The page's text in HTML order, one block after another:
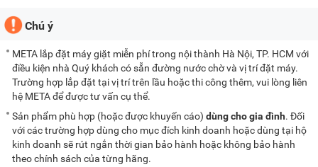
Chú ý
META lắp đặt máy giặt miễn phí trong nội thành Hà Nội, TP. HCM với
điều kiện nhà Quý khách có sẵn đường nước chờ và vị trí đặt máy.
Trường hợp lắp đặt tại vị trí trên lầu hoặc thi công thêm, vui lòng liên
hệ META để được tư vấn cụ thể.
Sản phẩm phù hợp (hoặc được khuyến cáo) dùng cho gia đình. Đối
với các trường hợp dùng cho mục đích kinh doanh hoặc dùng tại hộ
kinh doanh sẽ rút ngắn thời gian bảo hành hoặc không bảo hành
theo chính sách của từng hãng.